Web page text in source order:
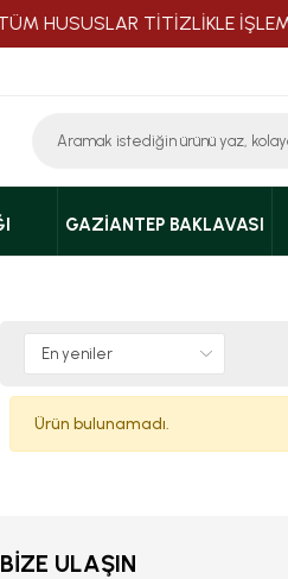
HUSUSLAR TİTİZLİKLE İŞLEME
GAZIANTEP BAKLAVASI
Ürün bulunamadı.
BIZE ULAŞIN